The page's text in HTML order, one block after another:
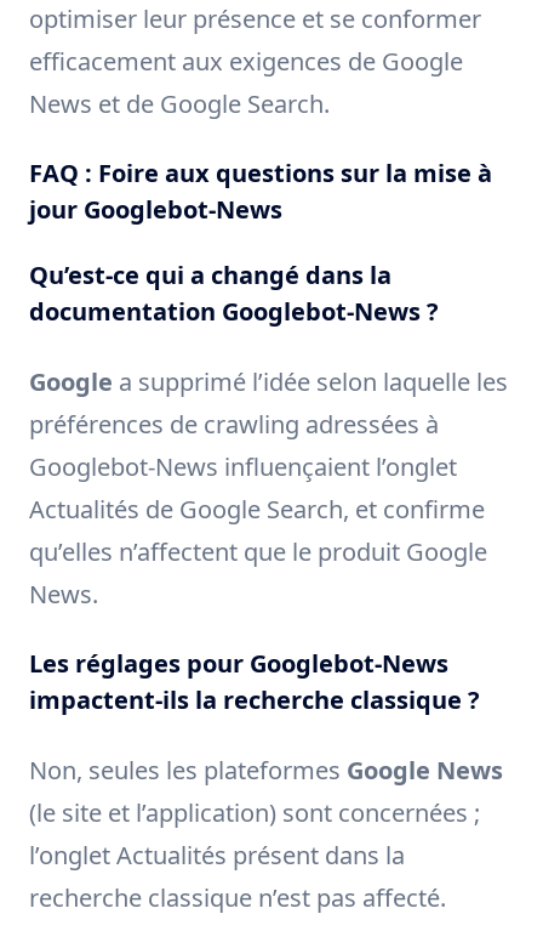
optimiser leur présence et se conformer
efficacement aux exigences de Google
News et de Google Search.
FAQ : Foire aux questions sur la mise à
jour Googlebot-News
Qu’est-ce qui a changé dans la
documentation Googlebot-News ?
Google a supprimé l’idée selon laquelle les
préférences de crawling adressées à
Googlebot-News influençaient l’onglet
Actualités de Google Search, et confirme
qu’elles n’affectent que le produit Google
News.
Les réglages pour Googlebot-News
impactent-ils la recherche classique ?
Non, seules les plateformes Google News
(le site et l’application) sont concernées ;
l’onglet Actualités présent dans la
recherche classique n’est pas affecté.